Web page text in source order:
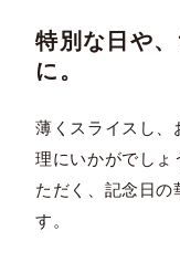
特別な日や
に。
薄くスライスし、
理にいかがでしょ
ただく、記念日の
す。